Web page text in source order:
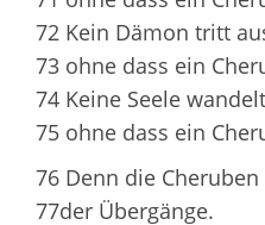
72 Kein Dämon tritt
73 ohne dass ein
74 Keine Seele
75 ohne dass ein
76 Denn die
77der Übergänge.